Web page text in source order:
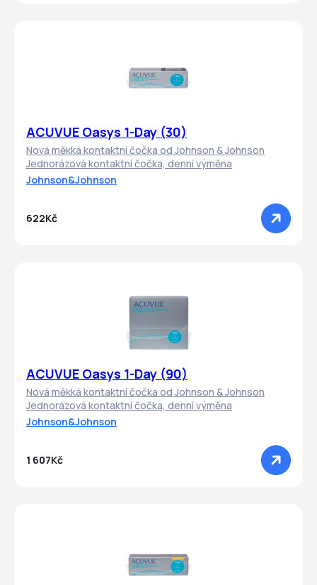
ACUVUE Oasys 1-Day (30)
Nová měkká kontaktní čočka od Johnson & Johnson
Jednorázová kontaktní čočka, denní výměna
Johnson&Johnson
622Kč
ACUVUE Oasys 1-Day (90)
Nová měkká kontaktní čočka od Johnson & Johnson
Jednorázová kontaktní čočka, denní výměna
Johnson&Johnson
1 607Kč